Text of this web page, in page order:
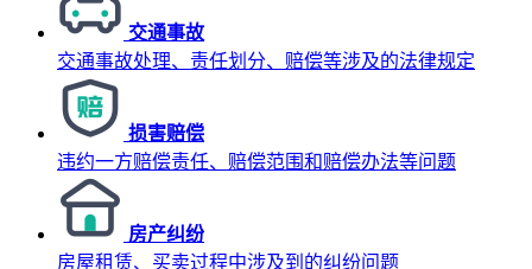
交通事故
交通事故处理、责任划分、赔偿等涉及的法律规定
损害赔偿
违约一方赔偿责任、赔偿范围和赔偿办法等问题
房产纠纷
房屋租赁、买卖过程中涉及到的纠纷问题